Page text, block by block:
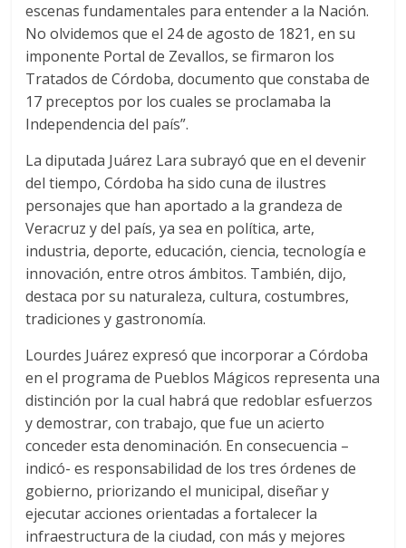
escenas fundamentales para entender a la Nación.
No olvidemos que el 24 de agosto de 1821, en su
imponente Portal de Zevallos, se firmaron los
Tratados de Córdoba, documento que constaba de
17 preceptos por los cuales se proclamaba la
Independencia del país”.
La diputada Juárez Lara subrayó que en el devenir
del tiempo, Córdoba ha sido cuna de ilustres
personajes que han aportado a la grandeza de
Veracruz y del país, ya sea en política, arte,
industria, deporte, educación, ciencia, tecnología e
innovación, entre otros ámbitos. También, dijo,
destaca por su naturaleza, cultura, costumbres,
tradiciones y gastronomía.
Lourdes Juárez expresó que incorporar a Córdoba
en el programa de Pueblos Mágicos representa una
distinción por la cual habrá que redoblar esfuerzos
y demostrar, con trabajo, que fue un acierto
conceder esta denominación. En consecuencia –
indicó- es responsabilidad de los tres órdenes de
gobierno, priorizando el municipal, diseñar y
ejecutar acciones orientadas a fortalecer la
infraestructura de la ciudad, con más y mejores